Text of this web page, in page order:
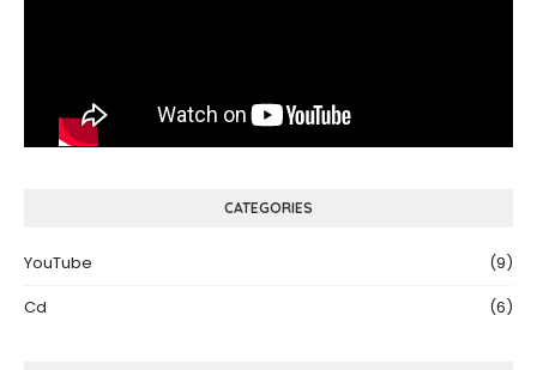
CATEGORIES
YouTube
(9)
Cd
(6)